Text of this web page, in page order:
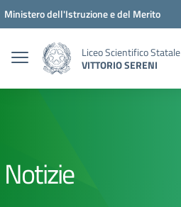
Vai ai contenuti
Vai al menu di navigazione
Vai al footer
Ministero dell'Istruzione e del Merito
Liceo Scientifico Statale
VITTORIO SERENI
Notizie